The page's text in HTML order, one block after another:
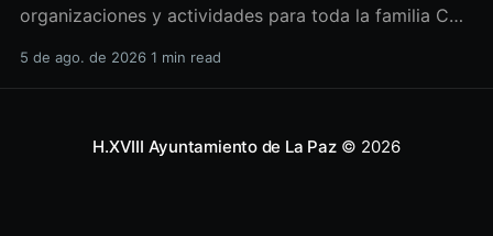
organizaciones y actividades para toda la familia Con
divulgación científica y actividades culturales
5 de ago. de 2026 1 min read
H.XVIII Ayuntamiento de La Paz© 2026